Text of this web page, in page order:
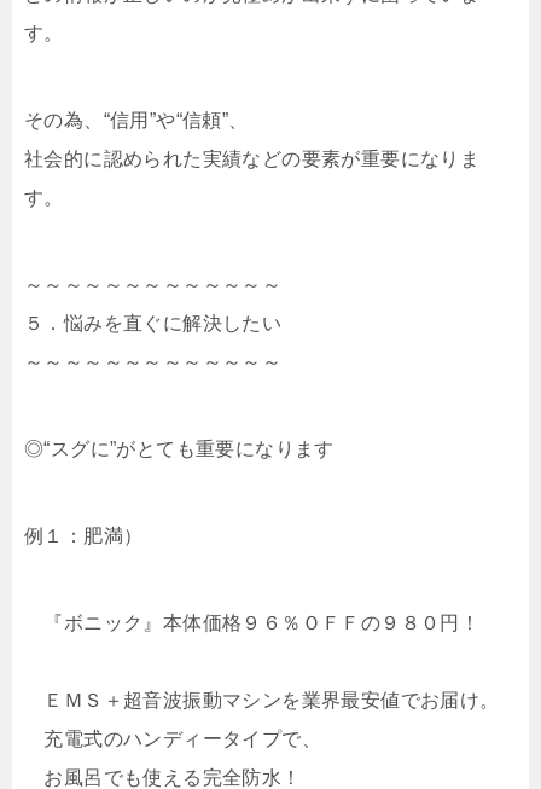
す。
その為、“信用”や“信頼”、
社会的に認められた実績などの要素が重要になりま
す。
～～～～～～～～～～～～～
５．悩みを直ぐに解決したい
～～～～～～～～～～～～～
◎“スグに”がとても重要になります
例１：肥満）
『ボニック』本体価格９６％ＯＦＦの９８０円！
ＥＭＳ＋超音波振動マシンを業界最安値でお届け。
充電式のハンディータイプで、
お風呂でも使える完全防水！